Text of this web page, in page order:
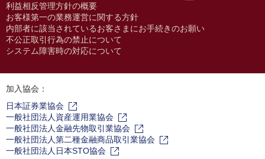
利益相反管理方針の概要
お客様第一の業務運営に関する方針
内部者に該当されているお客さまにお手続きのお願い
不公正取引行為の禁止について
システム障害時の対応について
加入協会：
日本証券業協会
一般社団法人資産運用業協会
一般社団法人金融先物取引業協会
一般社団法人第二種金融商品取引業協会
一般社団法人日本STO協会